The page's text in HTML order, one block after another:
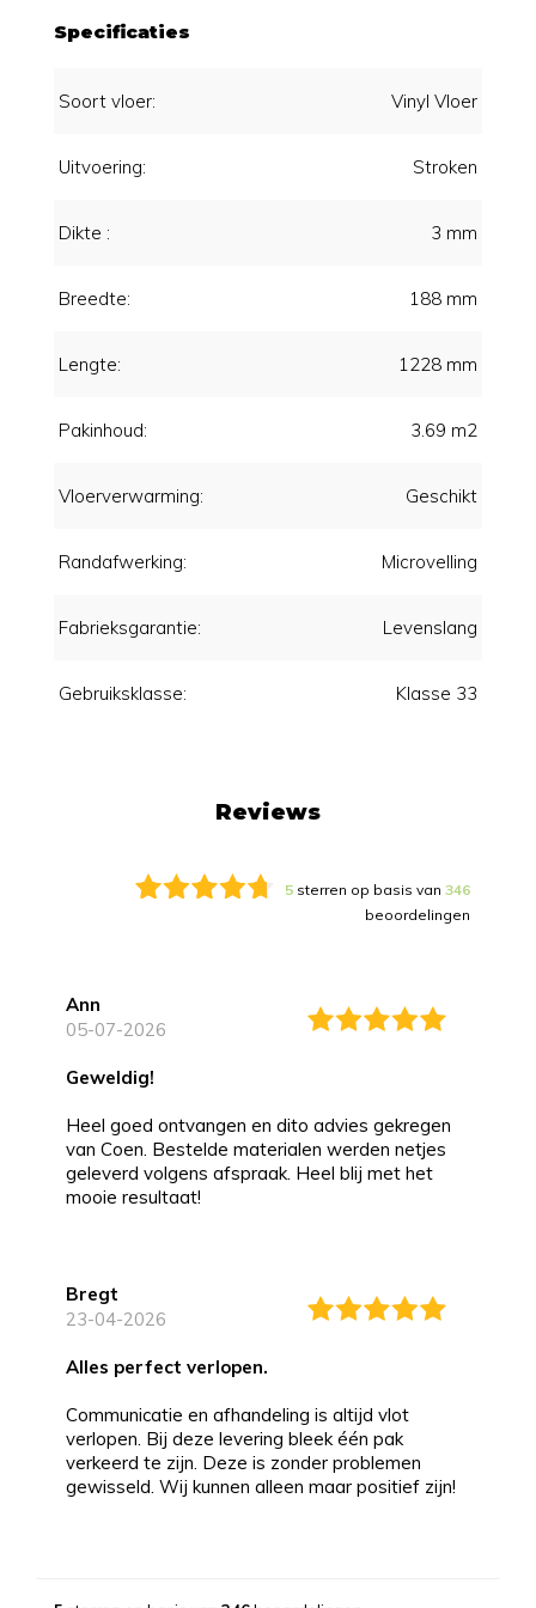
Specificaties
Soort vloer: Vinyl Vloer
Uitvoering: Stroken
Dikte : 3 mm
Breedte: 188 mm
Lengte: 1228 mm
Pakinhoud: 3.69 m2
Vloerverwarming: Geschikt
Randafwerking: Microvelling
Fabrieksgarantie: Levenslang
Gebruiksklasse: Klasse 33
Reviews
5 sterren op basis van 346
beoordelingen
Ann
05-07-2026
Geweldig!
Heel goed ontvangen en dito advies gekregen
van Coen. Bestelde materialen werden netjes
geleverd volgens afspraak. Heel blij met het
mooie resultaat!
Bregt
23-04-2026
alles perfect verlopen.
Communicatie en afhandeling is altijd vlot
verlopen. Bij deze levering bleek één pak
verkeerd te zijn. Deze is zonder problemen
gewisseld. Wij kunnen alleen maar positief zijn!